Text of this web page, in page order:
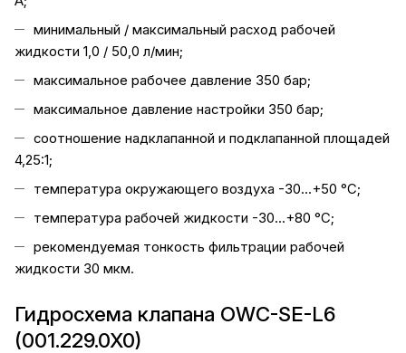
минимальный / максимальный расход рабочей
жидкости 1,0 / 50,0 л/мин;
максимальное рабочее давление 350 бар;
максимальное давление настройки 350 бар;
соотношение надклапанной и подклапанной площадей
4,25:1;
температура окружающего воздуха -30...+50 °C;
температура рабочей жидкости -30...+80 °C;
рекомендуемая тонкость фильтрации рабочей
жидкости 30 мкм.
Гидросхема клапана OWC-SE-L6
(001.229.0X0)